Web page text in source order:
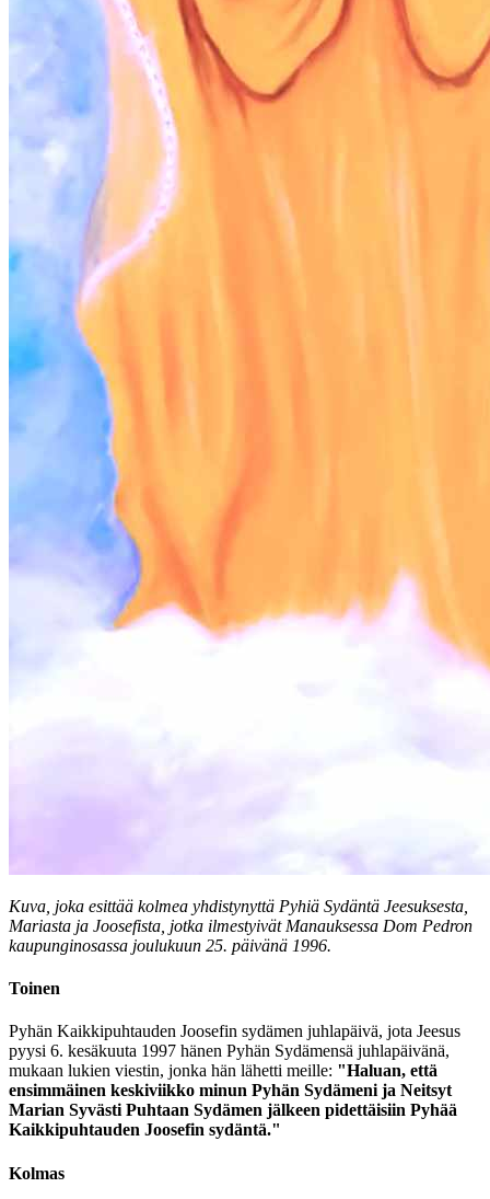
Kuva, joka esittää kolmea yhdistynyttä Pyhiä Sydäntä Jeesuksesta,
Mariasta ja Joosefista, jotka ilmestyivät Manauksessa Dom Pedron
kaupunginosassa joulukuun 25. päivänä 1996.
Toinen
Pyhän Kaikkipuhtauden Joosefin sydämen juhlapäivä, jota Jeesus
pyysi 6. kesäkuuta 1997 hänen Pyhän Sydämensä juhlapäivänä,
mukaan lukien viestin, jonka hän lähetti meille: "Haluan, että
ensimmäinen keskiviikko minun Pyhän Sydämeni ja Neitsyt
Marian Syvästi Puhtaan Sydämen jälkeen pidettäisiin Pyhää
Kaikkipuhtauden Joosefin sydäntä."
Kolmas